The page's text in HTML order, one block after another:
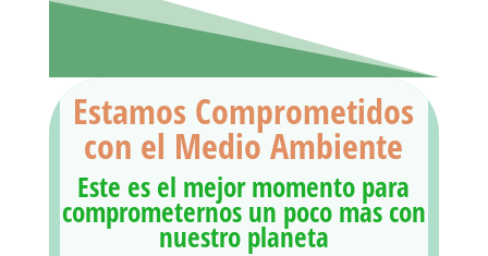
Estamos Comprometidos
con el Medio Ambiente
Este es el mejor momento para
comprometernos un poco mas con
nuestro planeta